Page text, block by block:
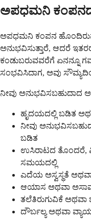
ಅಪಧಮನಿ ಕಂಪನದ
ಅಪಧಮನಿ ಕಂಪನ ಹೊಂದಿರುವ
ಅನುಭವಿಸುತ್ತಾರೆ, ಆದರೆ
ಕಂಡುಬರುವವರೆಗೆ ಏನನ್ನೂ
ಸಂಭವಿಸಿದಾಗ, ಅವು
ನೀವು ಅನುಭವಿಸಬಹುದಾದ
ಹೃದಯದಲ್ಲಿ ಬಡಿತ
ನೀವು
ಬಡಿತ
ಉಸಿರಾಟದ ತೊಂದರೆ,
ಸಮಯದಲ್ಲಿ
ಎದೆಯ ಅಸ್ವಸ್ಥತೆ
ಆಯಾಸ ಅಥವಾ
ತಲೆತಿರುಗುವಿಕೆ ಅಥವಾ
ದೌರ್ಬಲ್ಯ ಅಥವಾ